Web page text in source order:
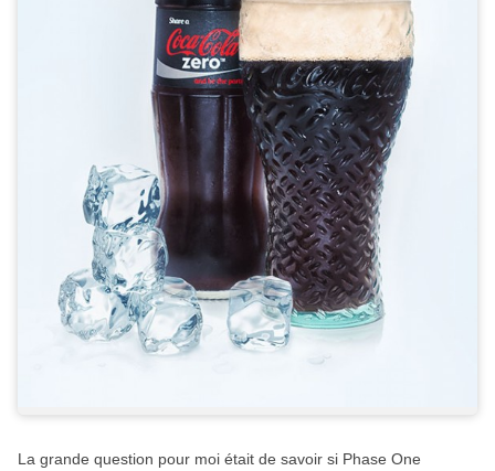
La grande question pour moi était de savoir si Phase One